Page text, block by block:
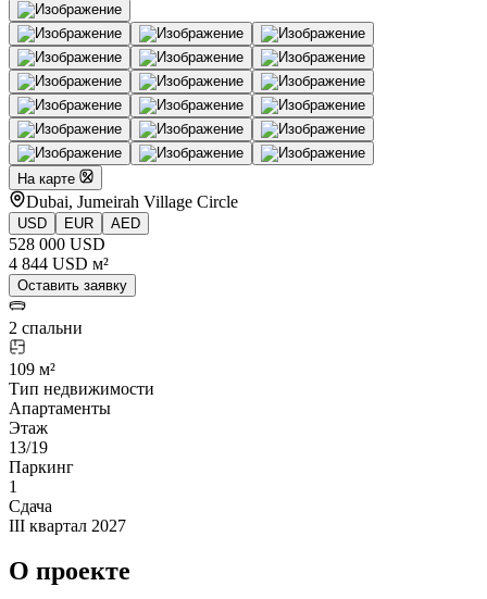
На карте
Dubai, Jumeirah Village Circle
USD EUR AED
528 000 USD
4 844 USD м²
Оставить заявку
2 спальни
109 м²
Тип недвижимости
Апартаменты
Этаж
13/19
Паркинг
1
Сдача
III квартал 2027
О проекте